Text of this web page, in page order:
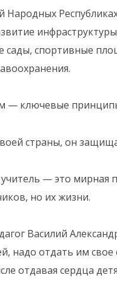
сады, спортивные
— ключевые
страны, он
— это
но их жизни.
Василий
надо отдать им
отдавая сердца